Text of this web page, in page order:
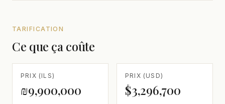
TARIFICATION
Ce que ça coûte
PRIX (ILS)
₪9,900,000
PRIX (USD)
$3,296,700